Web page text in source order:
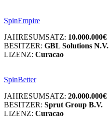
SpinEmpire
JAHRESUMSATZ: 10.000.000€
BESITZER: GBL Solutions N.V.
LIZENZ: Curacao
SpinBetter
JAHRESUMSATZ: 20.000.000€
BESITZER: Sprut Group B.V.
LIZENZ: Curacao